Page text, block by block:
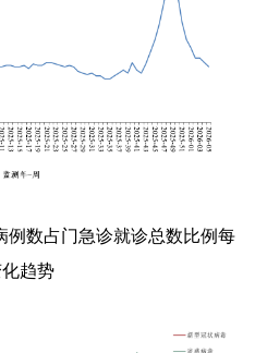
例数占门急诊就诊总数比例每
化趋势